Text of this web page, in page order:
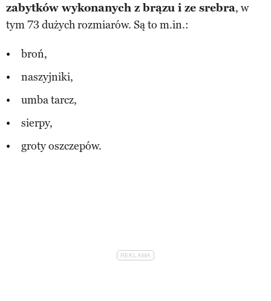
zabytków wykonanych z brązu i ze srebra, w
tym 73 dużych rozmiarów. Są to m.in.:
broń,
naszyjniki,
umba tarcz,
sierpy,
groty oszczepów.